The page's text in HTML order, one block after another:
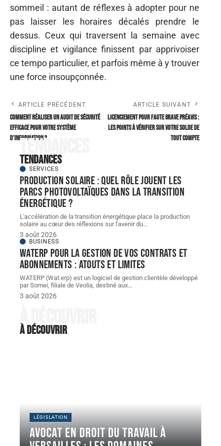
sommeil : autant de réflexes à adopter pour ne
pas laisser les horaires décalés prendre le
dessus. Ceux qui traversent la semaine avec
discipline et vigilance finissent par apprivoiser
ce tempo particulier, et parfois même à y trouver
une force insoupçonnée.
ARTICLE PRÉCÉDENT
Comment réaliser un audit de sécurité
efficace pour votre système
d’information ?
ARTICLE SUIVANT
Licenciement pour faute grave préavis :
les points à vérifier sur votre solde de
tout compte
Tendances
Tendances
SERVICES
Production solaire : quel rôle jouent les
parcs photovoltaïques dans la transition
énergétique ?
L'accélération de la transition énergétique place la production
solaire au cœur des réflexions sur l'avenir du…
3 août 2026
BUSINESS
WATERP pour la gestion de vos contrats et
abonnements : atouts et limites
WATERP (Wat.erp) est un logiciel de gestion clientèle développé
par Somei, filiale de Veolia, destiné aux…
3 août 2026
À découvrir
À découvrir
LÉGISLATION
Avocat en droit du travail à